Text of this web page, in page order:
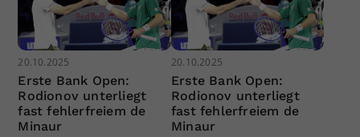
20.10.2025
Erste Bank Open:
Rodionov unterliegt
fast fehlerfreiem de
Minaur
20.10.2025
Erste Bank Open:
Rodionov unterliegt
fast fehlerfreiem de
Minaur